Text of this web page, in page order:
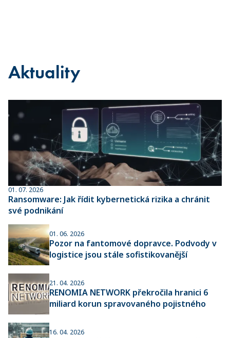
Aktuality
01. 07. 2026
Ransomware: Jak řídit kybernetická rizika a chránit
své podnikání
01. 06. 2026
Pozor na fantomové dopravce. Podvody v
logistice jsou stále sofistikovanější
21. 04. 2026
RENOMIA NETWORK překročila hranici 6
miliard korun spravovaného pojistného
16. 04. 2026